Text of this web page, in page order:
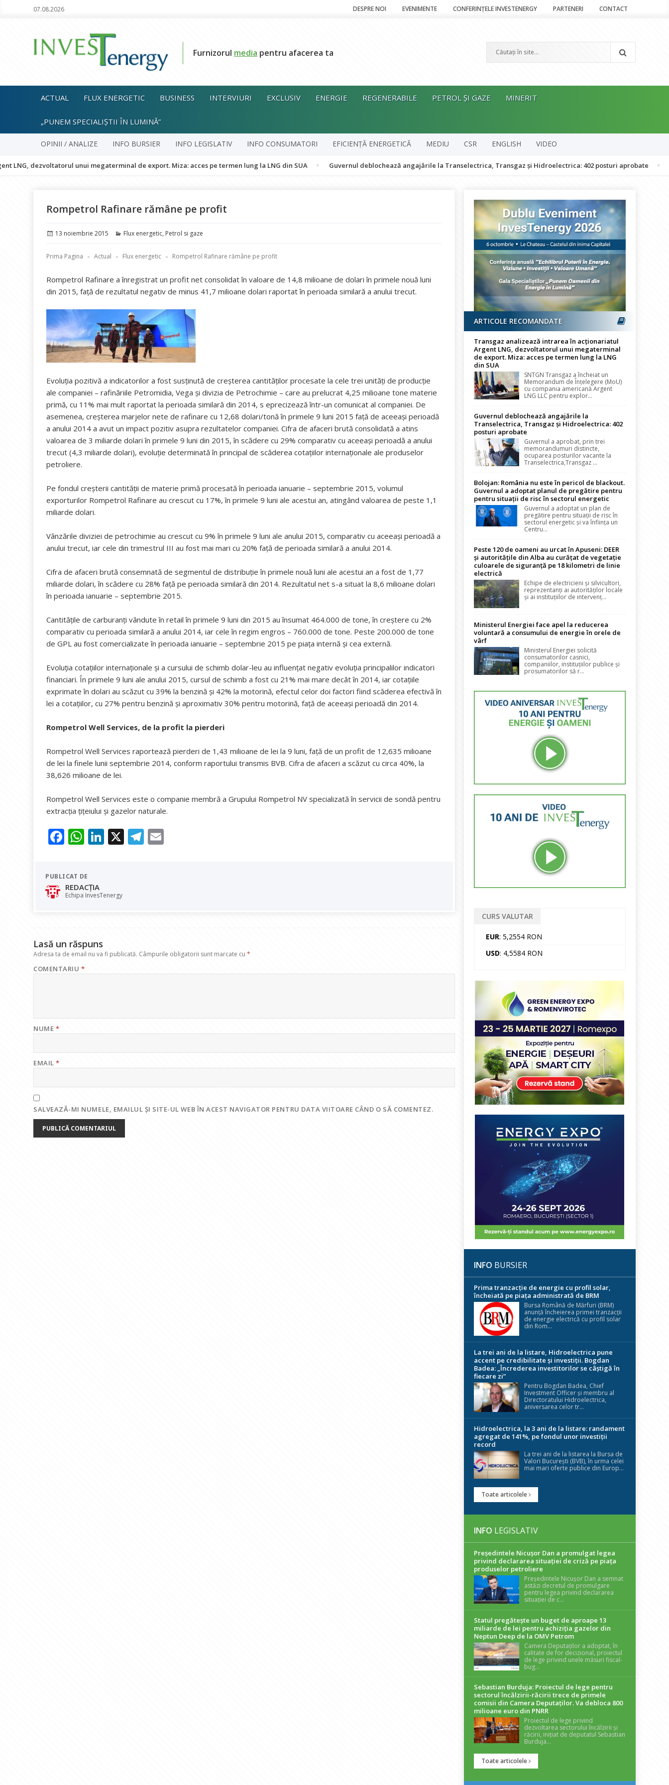
07.08.2026 DESPRE NOI EVENIMENTE CONFERINȚELE INVESTENERGY PARTENERI CONTACT
Furnizorul media pentru afacerea ta
ACTUAL FLUX ENERGETIC BUSINESS INTERVIURI EXCLUSIV ENERGIE REGENERABILE PETROL ȘI GAZE MINERIT
„PUNEM SPECIALIȘTII ÎN LUMINĂ”
OPINII / ANALIZE INFO BURSIER INFO LEGISLATIV INFO CONSUMATORI EFICIENȚĂ ENERGETICĂ MEDIU CSR ENGLISH VIDEO
unui megaterminal de export. Miza: acces pe termen lung la LNG din SUA Guvernul deblochează angajările la Transelectrica, Transgaz și Hidroelectrica: 402 posturi aprobate Bolojan:
Rompetrol Rafinare rămâne pe profit
Publicat
13 noiembrie 2015 Categorii
Flux energetic, Petrol si gaze
Prima Pagina Actual Flux energetic Rompetrol Rafinare rămâne pe profit
Rompetrol Rafinare a înregistrat un profit net consolidat în valoare de 14,8 milioane de dolari în primele nouă luni
din 2015, faţă de rezultatul negativ de minus 41,7 milioane dolari raportat în perioada similară a anului trecut.
Evoluţia pozitivă a indicatorilor a fost susţinută de creşterea cantităţilor procesate la cele trei unităţi de producţie
ale companiei – rafinăriile Petromidia, Vega şi divizia de Petrochimie – care au prelucrat 4,25 milioane tone materie
primă, cu 11% mai mult raportat la perioada similară din 2014, s eprecizează într-un comunicat al companiei. De
asemenea, creşterea marjelor nete de rafinare cu 12,68 dolari/tonă în primele 9 luni 2015 faţă de aceeaşi perioadă
a anului 2014 a avut un impact pozitiv asupra rezultatelor companiei. Cifra de afaceri brută consolidată a atins
valoarea de 3 miliarde dolari în primele 9 luni din 2015, în scădere cu 29% comparativ cu aceeaşi perioadă a anului
trecut (4,3 miliarde dolari), evoluţie determinată în principal de scăderea cotaţiilor internaţionale ale produselor
petroliere.
Pe fondul creşterii cantităţii de materie primă procesată în perioada ianuarie – septembrie 2015, volumul
exporturilor Rompetrol Rafinare au crescut cu 17%, în primele 9 luni ale acestui an, atingând valoarea de peste 1,1
miliarde dolari.
Vânzările diviziei de petrochimie au crescut cu 9% în primele 9 luni ale anului 2015, comparativ cu aceeaşi perioadă a
anului trecut, iar cele din trimestrul III au fost mai mari cu 20% faţă de perioada similară a anului 2014.
Cifra de afaceri brută consemnată de segmentul de distribuţie în primele nouă luni ale acestui an a fost de 1,77
miliarde dolari, în scădere cu 28% faţă pe perioada similară din 2014. Rezultatul net s-a situat la 8,6 milioane dolari
în perioada ianuarie – septembrie 2015.
Cantităţile de carburanţi vândute în retail în primele 9 luni din 2015 au însumat 464.000 de tone, în creştere cu 2%
comparativ cu perioada similară a anului 2014, iar cele în regim engros – 760.000 de tone. Peste 200.000 de tone
de GPL au fost comercializate în perioada ianuarie – septembrie 2015 pe piaţa internă şi cea externă.
Evoluţia cotaţiilor internaţionale şi a cursului de schimb dolar-leu au influenţat negativ evoluţia principalilor indicatori
financiari. În primele 9 luni ale anului 2015, cursul de schimb a fost cu 21% mai mare decât în 2014, iar cotaţiile
exprimate în dolari au scăzut cu 39% la benzină şi 42% la motorină, efectul celor doi factori fiind scăderea efectivă în
lei a cotaţiilor, cu 27% pentru benzină şi aproximativ 30% pentru motorină, faţă de aceeaşi perioadă din 2014.
Rompetrol Well Services, de la profit la pierderi
Rompetrol Well Services raportează pierderi de 1,43 milioane de lei la 9 luni, faţă de un profit de 12,635 milioane
de lei la finele lunii septembrie 2014, conform raportului transmis BVB. Cifra de afaceri a scăzut cu circa 40%, la
38,626 milioane de lei.
Rompetrol Well Services este o companie membră a Grupului Rompetrol NV specializată în servicii de sondă pentru
extracţia ţiţeiului şi gazelor naturale.
F
e
b
o
W
at
s
A
Li
dI
X T
PUBLICAT DE
REDACȚIA
Echipa InvesTenergy
Lasă un răspuns
Adresa ta de email nu va fi publicată. Câmpurile obligatorii sunt marcate cu*
COMENTARIU *
NUME *
EMAIL*
SALVEAZĂ-MI NUMELE, EMAILUL ȘI SITE-UL WEB ÎN ACEST NAVIGATOR PENTRU DATA VIITOARE CÂND O SĂ COMENTEZ.
ARTICOLE RECOMANDATE
Transgaz analizează intrarea în acționariatul
Argent LNG, dezvoltatorul unui megaterminal
de export. Miza: acces pe termen lung la LNG
din SUA
SNTGN Transgaz a încheiat un
Memorandum de Înțelegere (MoU)
cu compania americană Argent
LNG LLC pentru explor...
Guvernul deblochează angajările la
Transelectrica, Transgaz și Hidroelectrica: 402
posturi aprobate
Guvernul a aprobat, prin trei
memorandumuri distincte,
ocuparea posturilor vacante la
Transelectrica,Transgaz ...
Bolojan: România nu este în pericol de blackout.
Guvernul a adoptat planul de pregătire pentru
pentru situații de risc în sectorul energetic
Guvernul a adoptat un plan de
pregătire pentru situații de risc în
sectorul energetic și va înființa un
Centru...
Peste 120 de oameni au urcat în Apuseni: DEER
și autoritățile din Alba au curățat de vegetație
culoarele de siguranță pe 18 kilometri de linie
electrică
Echipe de electricieni și silvicultori,
reprezentanți ai autorităților locale
și ai instituțiilor de intervenț...
Ministerul Energiei face apel la reducerea
voluntară a consumului de energie în orele de
vârf
Ministerul Energiei solicită
consumatorilor casnici,
companiilor, instituțiilor publice și
prosumatorilor să r...
CURS VALUTAR
EUR: 5,2554 RON
USD: 4,5584 RON
INFO BURSIER
Prima tranzacție de energie cu profil solar,
încheiată pe piața administrată de BRM
Bursa Română de Mărfuri (BRM)
anunță încheierea primei tranzacții
de energie electrică cu profil solar
din Rom...
La trei ani de la listare, Hidroelectrica pune
accent pe credibilitate și investiții. Bogdan
Badea: „Încrederea investitorilor se câștigă în
fiecare zi”
Pentru Bogdan Badea, Chief
Investment Officer și membru al
Directoratului Hidroelectrica,
aniversarea celor tr...
Hidroelectrica, la 3 ani de la listare: randament
agregat de 141%, pe fondul unor investiții
record
La trei ani de la listarea la Bursa de
Valori București (BVB), în urma celei
mai mari oferte publice din Europ...
Toate articolele
INFO LEGISLATIV
Președintele Nicuşor Dan a promulgat legea
privind declararea situaţiei de criză pe piaţa
produselor petroliere
Președintele Nicușor Dan a semnat
astăzi decretul de promulgare
pentru legea privind declararea
situației de c...
Statul pregătește un buget de aproape 13
miliarde de lei pentru achiziția gazelor din
Neptun Deep de la OMV Petrom
Camera Deputaților a adoptat, în
calitate de for decizional, proiectul
de lege privind unele măsuri fiscal-
bug...
Sebastian Burduja: Proiectul de lege pentru
sectorul încălzirii-răcirii trece de primele
comisii din Camera Deputaților. Va debloca 800
milioane euro din PNRR
Proiectul de lege privind
dezvoltarea sectorului încălzirii și
răcirii, inițiat de deputatul Sebastian
Burduja...
Toate articolele